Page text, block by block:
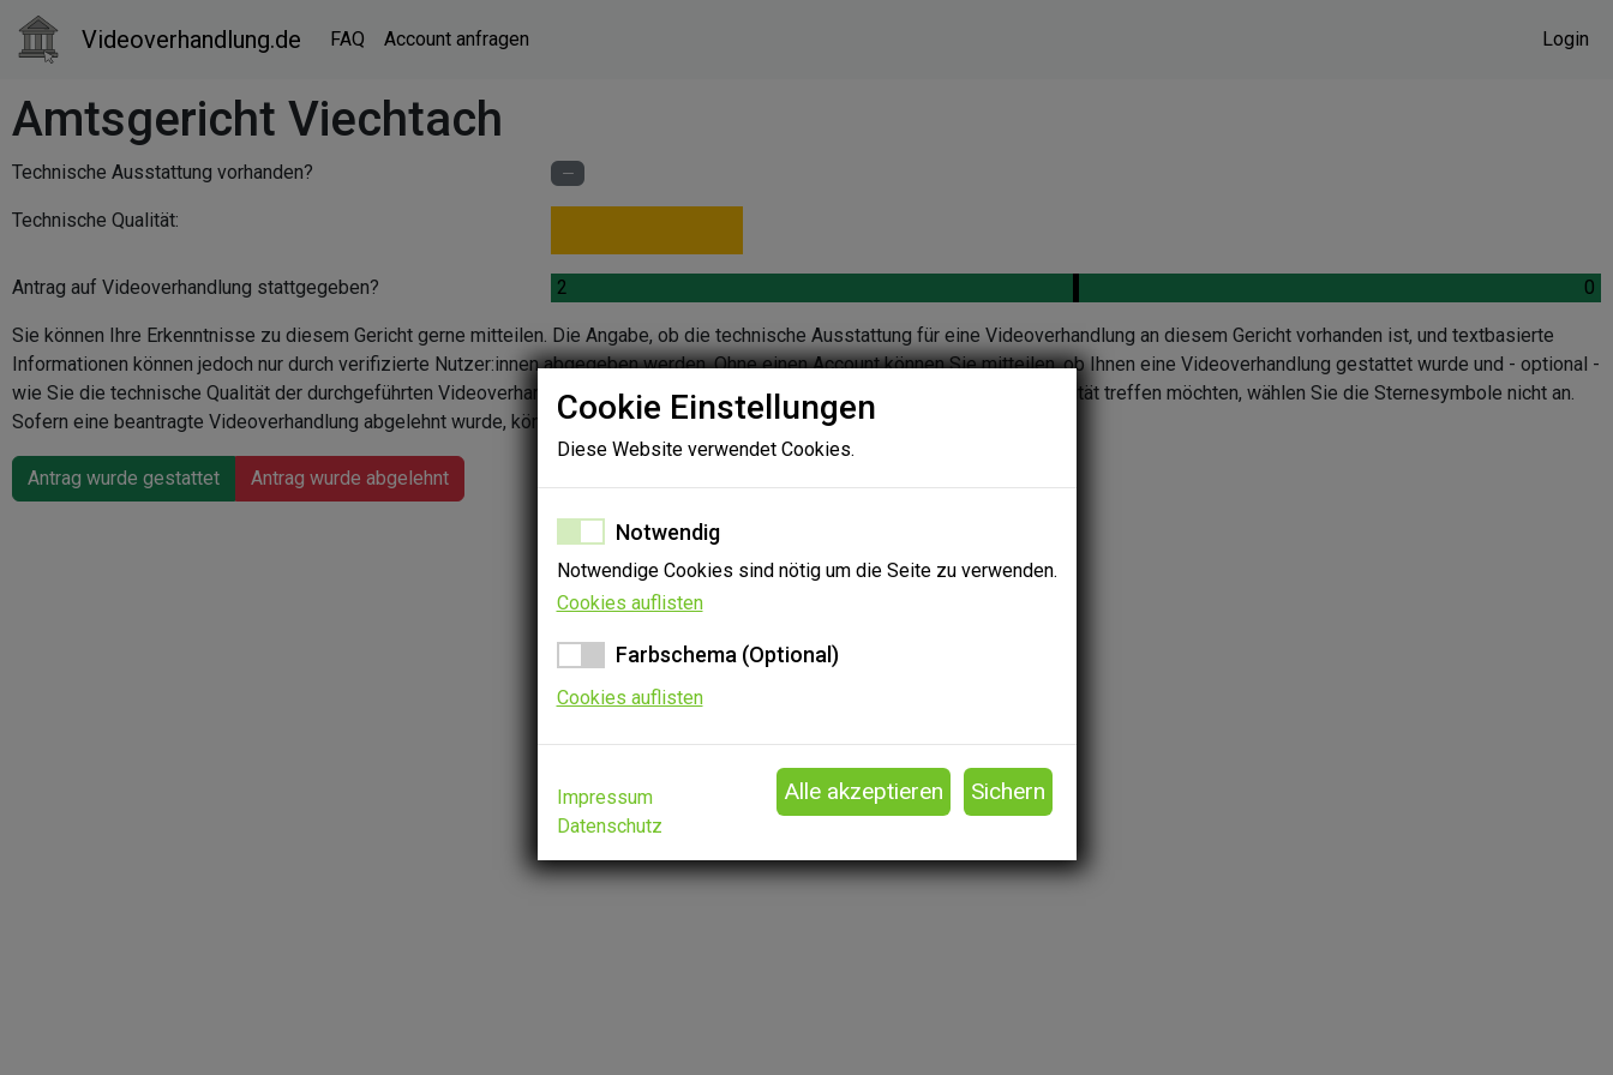
Videoverhandlung.de FAQ Account anfragen Login
Amtsgericht Viechtach
Technische Ausstattung vorhanden?
Technische Qualität:
Antrag auf Videoverhandlung stattgegeben? 2 0
Sie können Ihre Erkenntnisse zu diesem Gericht gerne mitteilen. Die Angabe, ob die technische Ausstattung für eine Videoverhandlung an diesem Gericht vorhanden ist, und textbasierte
Informationen können jedoch nur durch verifizierte Nutzer:innen abgegeben werden. Ohne einen Account können Sie mitteilen, ob Ihnen eine Videoverhandlung gestattet wurde und - optional -
wie Sie die technische Qualität der durchgeführten Videoverhandlung beurteilen. Wenn Sie keine Aussage zur technischen Qualität treffen möchten, wählen Sie die Sternesymbole nicht an.
Sofern eine beantragte Videoverhandlung abgelehnt wurde, können Sie die Gründe in einer Folgeabfrage angeben.
Antrag wurde gestattet Antrag wurde abgelehnt
Cookie Einstellungen
Diese Website verwendet Cookies.
Notwendig
Notwendige Cookies sind nötig um die Seite zu verwenden.
Cookies auflisten
Farbschema (Optional)
Cookies auflisten
Impressum
Datenschutz